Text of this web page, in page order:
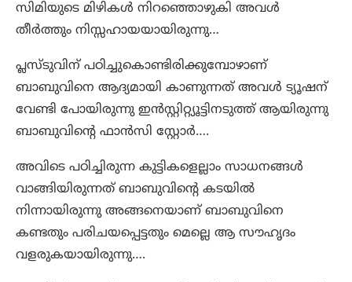
സിമിയുടെ മിഴികൾ നിറഞ്ഞൊഴുകി അവൾ
തീർത്തും നിസ്സഹായയായിരുന്നു…
പ്ലസ്ടുവിന് പഠിച്ചുകൊണ്ടിരിക്കുമ്പോഴാണ്
ബാബുവിനെ ആദ്യമായി കാണുന്നത് അവൾ ട്യൂഷന്
വേണ്ടി പോയിരുന്നു ഇൻസ്റ്റിറ്റ്യൂട്ടിനടുത്ത് ആയിരുന്നു
ബാബുവിന്റെ ഫാൻസി സ്റ്റോർ….
അവിടെ പഠിച്ചിരുന്ന കുട്ടികളെല്ലാം സാധനങ്ങൾ
വാങ്ങിയിരുന്നത് ബാബുവിന്റെ കടയിൽ
നിന്നായിരുന്നു അങ്ങനെയാണ് ബാബുവിനെ
കണ്ടതും പരിചയപ്പെട്ടതും മെല്ലെ ആ സൗഹൃദം
വളരുകയായിരുന്നു….